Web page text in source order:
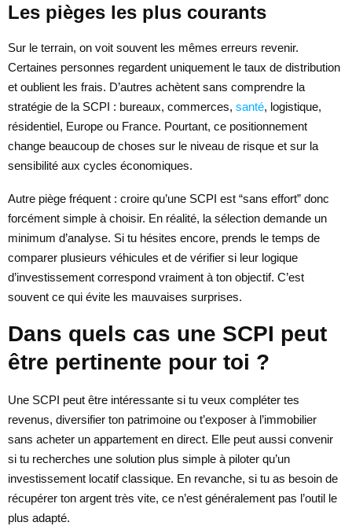
Les pièges les plus courants
Sur le terrain, on voit souvent les mêmes erreurs revenir.
Certaines personnes regardent uniquement le taux de distribution
et oublient les frais. D’autres achètent sans comprendre la
stratégie de la SCPI : bureaux, commerces, santé, logistique,
résidentiel, Europe ou France. Pourtant, ce positionnement
change beaucoup de choses sur le niveau de risque et sur la
sensibilité aux cycles économiques.
Autre piège fréquent : croire qu’une SCPI est “sans effort” donc
forcément simple à choisir. En réalité, la sélection demande un
minimum d’analyse. Si tu hésites encore, prends le temps de
comparer plusieurs véhicules et de vérifier si leur logique
d’investissement correspond vraiment à ton objectif. C’est
souvent ce qui évite les mauvaises surprises.
Dans quels cas une SCPI peut
être pertinente pour toi ?
Une SCPI peut être intéressante si tu veux compléter tes
revenus, diversifier ton patrimoine ou t’exposer à l’immobilier
sans acheter un appartement en direct. Elle peut aussi convenir
si tu recherches une solution plus simple à piloter qu’un
investissement locatif classique. En revanche, si tu as besoin de
récupérer ton argent très vite, ce n’est généralement pas l’outil le
plus adapté.